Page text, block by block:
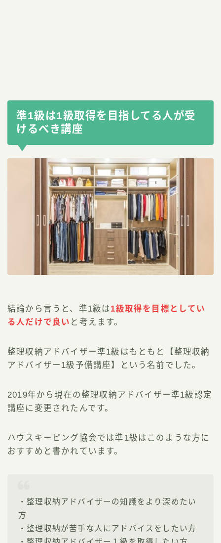
準1級は1級取得を目指してる人が受
けるべき講座
結論から言うと、準1級は 1級取得を目標としてい
る人だけで良い と考えます。
整理収納アドバイザー準1級はもともと【整理収納
アドバイザー1級予備講座】という名前でした。
2019年から現在の整理収納アドバイザー準1級認定
講座に変更されたんです。
ハウスキーピング協会では準1級はこのような方に
おすすめと書かれています。
・整理収納アドバイザーの知識をより深めたい
方
・整理収納が苦手な人にアドバイスをしたい方